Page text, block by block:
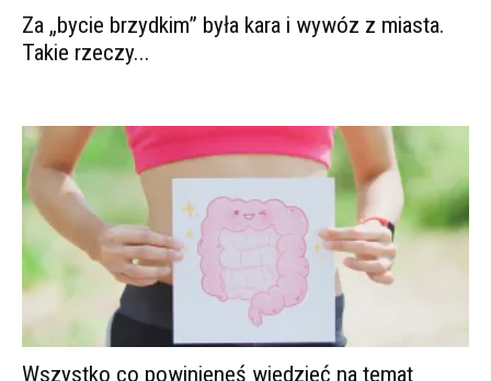
Za „bycie brzydkim” była kara i wywóz z miasta.
Takie rzeczy...
Wszystko co powinieneś wiedzieć na temat